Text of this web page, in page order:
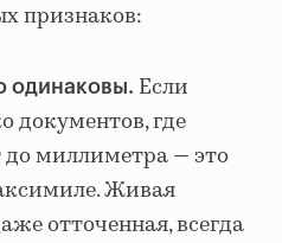
признаков:
одинаковы. Если
документов, где
миллиметра — это
Живая
отточенная, всегда